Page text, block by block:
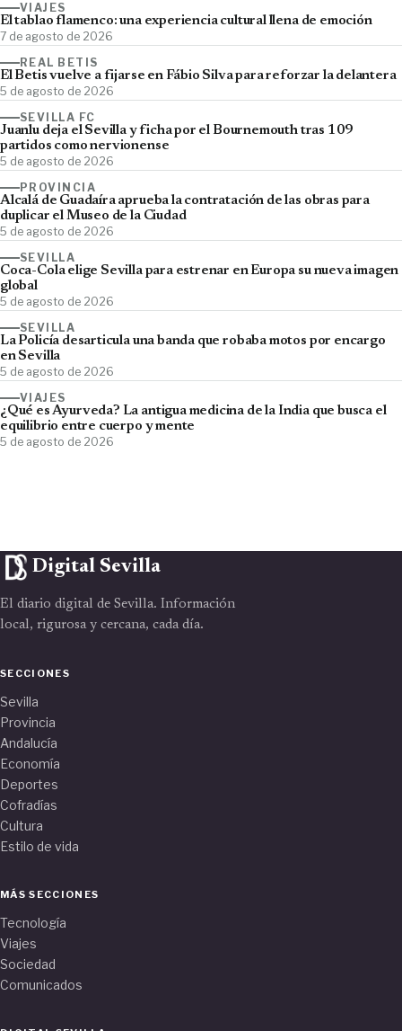
VIAJES
El tablao flamenco: una experiencia cultural llena de emoción
7 de agosto de 2026
REAL BETIS
El Betis vuelve a fijarse en Fábio Silva para reforzar la delantera
5 de agosto de 2026
SEVILLA FC
Juanlu deja el Sevilla y ficha por el Bournemouth tras 109
partidos como nervionense
5 de agosto de 2026
PROVINCIA
Alcalá de Guadaíra aprueba la contratación de las obras para
duplicar el Museo de la Ciudad
5 de agosto de 2026
SEVILLA
Coca-Cola elige Sevilla para estrenar en Europa su nueva imagen
global
5 de agosto de 2026
SEVILLA
La Policía desarticula una banda que robaba motos por encargo
en Sevilla
5 de agosto de 2026
VIAJES
¿Qué es Ayurveda? La antigua medicina de la India que busca el
equilibrio entre cuerpo y mente
5 de agosto de 2026
Digital Sevilla
El diario digital de Sevilla. Información
local, rigurosa y cercana, cada día.
SECCIONES
Sevilla
Provincia
Andalucía
Economía
Deportes
Cofradías
Cultura
Estilo de vida
MÁS SECCIONES
Tecnología
Viajes
Sociedad
Comunicados